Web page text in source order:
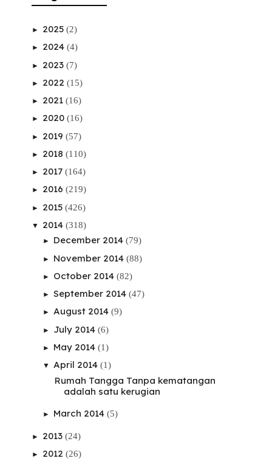
► 2025 (2)
► 2024 (4)
► 2023 (7)
► 2022 (15)
► 2021 (16)
► 2020 (16)
► 2019 (57)
► 2018 (110)
► 2017 (164)
► 2016 (219)
► 2015 (426)
▼ 2014 (318)
► December 2014 (79)
► November 2014 (88)
► October 2014 (82)
► September 2014 (47)
► August 2014 (9)
► July 2014 (6)
► May 2014 (1)
▼ April 2014 (1)
Rumah Tangga Tanpa kematangan
adalah satu kerugian
► March 2014 (5)
► 2013 (24)
► 2012 (26)